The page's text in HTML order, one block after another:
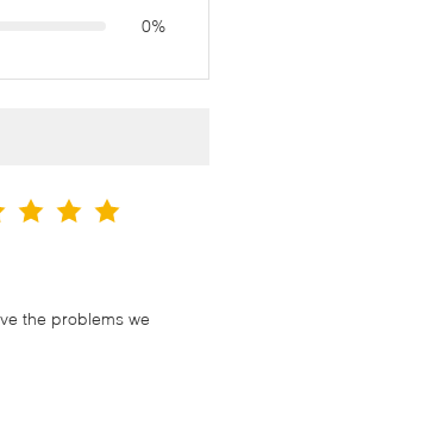
0%
the problems we